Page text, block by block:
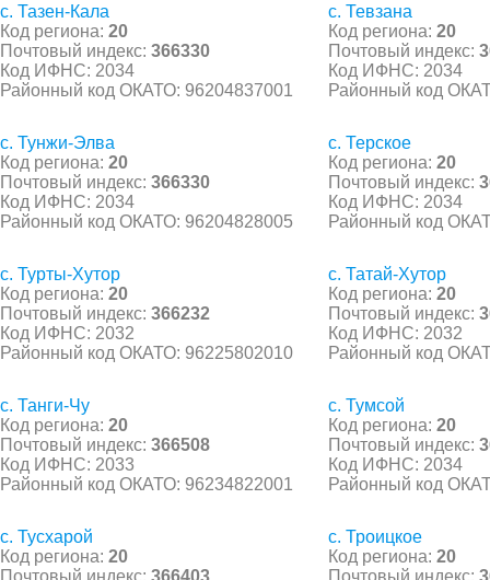
с. Тазен-Кала
Код региона: 20
Почтовый индекс: 366330
Код ИФНС: 2034
Районный код ОКАТО: 96204837001
с. Тевзана
Код региона: 20
Почтовый индекс:
Код ИФНС: 2034
Районный код
с. Тунжи-Элва
Код региона: 20
Почтовый индекс: 366330
Код ИФНС: 2034
Районный код ОКАТО: 96204828005
с. Терское
Код региона: 20
Почтовый индекс:
Код ИФНС: 2034
Районный код
с. Турты-Хутор
Код региона: 20
Почтовый индекс: 366232
Код ИФНС: 2032
Районный код ОКАТО: 96225802010
с. Татай-Хутор
Код региона: 20
Почтовый индекс:
Код ИФНС: 2032
Районный код
с. Танги-Чу
Код региона: 20
Почтовый индекс: 366508
Код ИФНС: 2033
Районный код ОКАТО: 96234822001
с. Тумсой
Код региона: 20
Почтовый индекс:
Код ИФНС: 2034
Районный код
с. Тусхарой
Код региона: 20
Почтовый индекс: 366403
с. Троицкое
Код региона: 20
Почтовый индекс: